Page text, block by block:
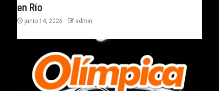
en Río
junio 14, 2026 admin